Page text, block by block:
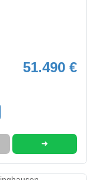
51.490 €
➜